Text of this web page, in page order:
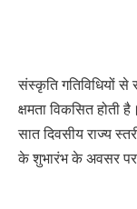
संस्कृति गतिविधियों
क्षमता विकसित होती
सात दिवसीय राज्य
के शुभारंभ के अवसर